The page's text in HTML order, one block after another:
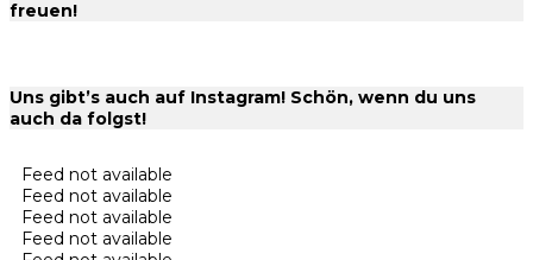
freuen!
Uns gibt’s auch auf Instagram! Schön, wenn du uns
auch da folgst!
Feed not available
Feed not available
Feed not available
Feed not available